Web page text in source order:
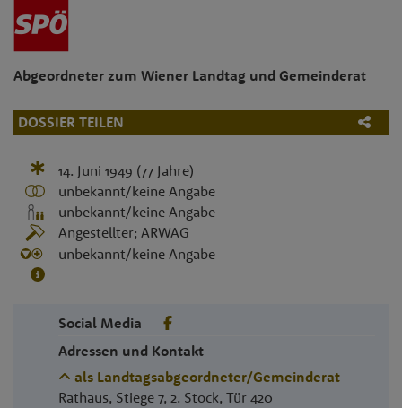
Abgeordneter zum Wiener Landtag und Gemeinderat
DOSSIER TEILEN
14. Juni 1949 (77 Jahre)
unbekannt/keine Angabe
unbekannt/keine Angabe
Angestellter; ARWAG
unbekannt/keine Angabe
Social Media
Adressen und Kontakt
als Landtagsabgeordneter/Gemeinderat
Rathaus, Stiege 7, 2. Stock, Tür 420